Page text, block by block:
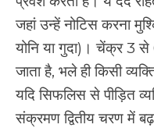
जहां उन्हें नोटिस करना
योनि या गुदा)। चेंक्र 3
जाता है, भले ही किसी
यदि सिफलिस से पीड़ित
संक्रमण द्वितीय चरण में बढ़